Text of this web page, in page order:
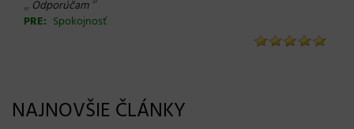
„ Odporúčam“
PRE: Spokojnosť
NAJNOVŠIE ČLÁNKY